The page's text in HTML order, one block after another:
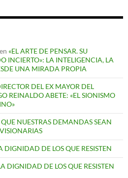
en «EL ARTE DE PENSAR. SU
INCIERTO»: LA INTELIGENCIA, LA
UNA MIRADA PROPIA
DEL EX MAYOR DEL
REINALDO ABETE: «EL SIONISMO
NUESTRAS DEMANDAS SEAN
DIGNIDAD DE LOS QUE RESISTEN
DIGNIDAD DE LOS QUE RESISTEN